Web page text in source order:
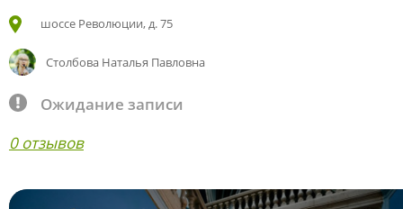
шоссе Революции, д. 75
Столбова Наталья Павловна
Ожидание записи
0 отзывов